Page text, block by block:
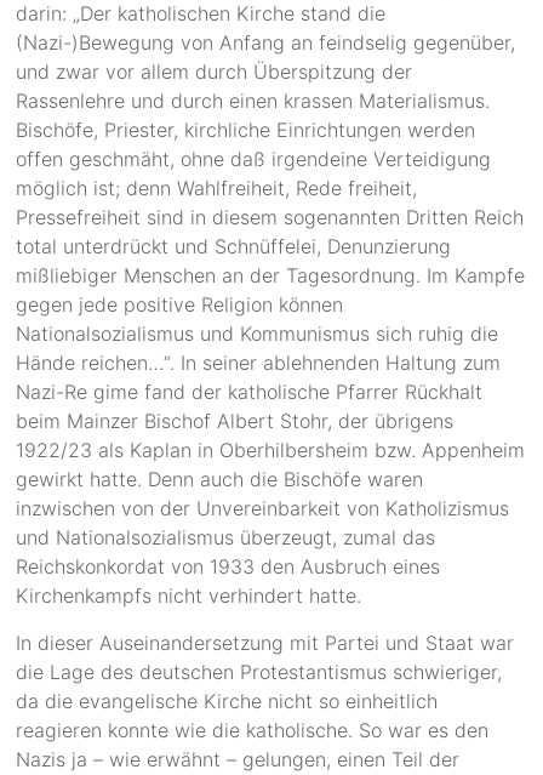
darin: „Der katholischen Kirche stand die
(Nazi-)Bewegung von Anfang an feindselig gegenüber,
und zwar vor allem durch Überspitzung der
Rassenlehre und durch einen krassen Materialismus.
Bischöfe, Priester, kirchliche Einrichtungen werden
offen geschmäht, ohne daß irgendeine Verteidigung
möglich ist; denn Wahlfreiheit, Rede freiheit,
Pressefreiheit sind in diesem sogenannten Dritten Reich
total unterdrückt und Schnüffelei, Denunzierung
mißliebiger Menschen an der Tagesordnung. Im Kampfe
gegen jede positive Religion können
Nationalsozialismus und Kommunismus sich ruhig die
Hände reichen…“. In seiner ablehnenden Haltung zum
Nazi-Re gime fand der katholische Pfarrer Rückhalt
beim Mainzer Bischof Albert Stohr, der übrigens
1922/23 als Kaplan in Oberhilbersheim bzw. Appenheim
gewirkt hatte. Denn auch die Bischöfe waren
inzwischen von der Unvereinbarkeit von Katholizismus
und Nationalsozialismus überzeugt, zumal das
Reichskonkordat von 1933 den Ausbruch eines
Kirchenkampfs nicht verhindert hatte.
In dieser Auseinandersetzung mit Partei und Staat war
die Lage des deutschen Protestantismus schwieriger,
da die evangelische Kirche nicht so einheitlich
reagieren konnte wie die katholische. So war es den
Nazis ja – wie erwähnt – gelungen, einen Teil der